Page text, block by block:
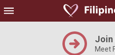
Join
Meet